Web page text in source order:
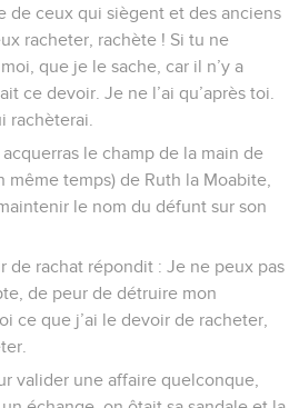
de ceux qui siègent et des anciens
racheter, rachète ! Si tu ne
que je le sache, car il n’y a
ce devoir. Je ne l’ai qu’après toi.
rachèterai.
le champ de la main de
même temps) de Ruth la Moabite,
le nom du défunt sur son
de rachat répondit : Je ne peux pas
de peur de détruire mon
ce que j’ai le devoir de racheter,
valider une affaire quelconque,